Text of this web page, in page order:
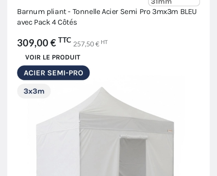
Barnum pliant - Tonnelle Acier Semi Pro 3mx3m BLEU
avec Pack 4 Côtés
309,00 € TTC 257,50 € HT
VOIR LE PRODUIT